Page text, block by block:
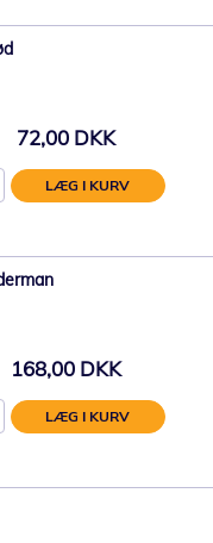
72,00 DKK
LÆG I KURV
168,00 DKK
LÆG I KURV